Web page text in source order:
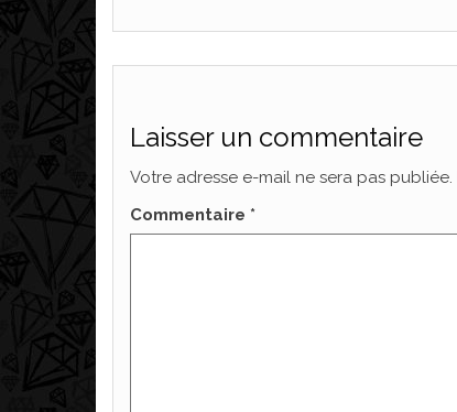
Laisser un commentaire
Votre adresse e-mail ne sera pas publiée.
Commentaire *